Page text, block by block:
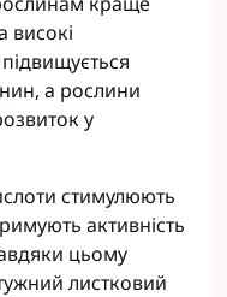
високі
а рослини
у
стимулюють
активність
цьому
листковий